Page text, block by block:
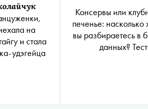
на
и стала
удэгейца
Консервы или
печенье:
вы разбираетесь в
данных? Тест